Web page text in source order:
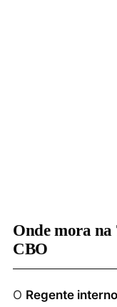
Onde mora na
CBO
O Regente interno